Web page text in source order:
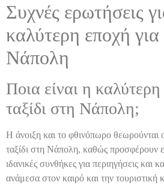
Συχνές ερωτήσεις
καλύτερη εποχή για
Νάπολη
Ποια είναι η καλύτερη
ταξίδι στη Νάπολη;
Η άνοιξη και το φθινόπωρο θεωρούνται
ταξίδι στη Νάπολη, καθώς προσφέρουν
ιδανικές συνθήκες για περιηγήσεις και
ανάμεσα στον καιρό και την τουριστική